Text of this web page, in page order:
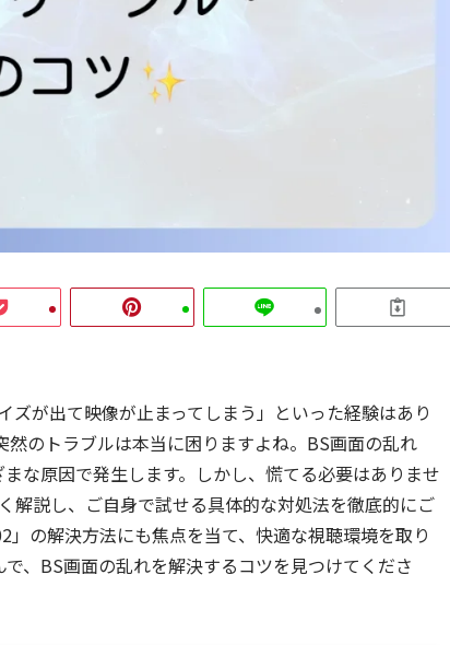
ズが出て映像が止まってしまう」といった経験はあり
のトラブルは本当に困りますよね。BS画面の乱れ
な原因で発生します。しかし、慌てる必要はありませ
解説し、ご自身で試せる具体的な対処法を徹底的にご
の解決方法にも焦点を当て、快適な視聴環境を取り
、BS画面の乱れを解決するコツを見つけてくださ